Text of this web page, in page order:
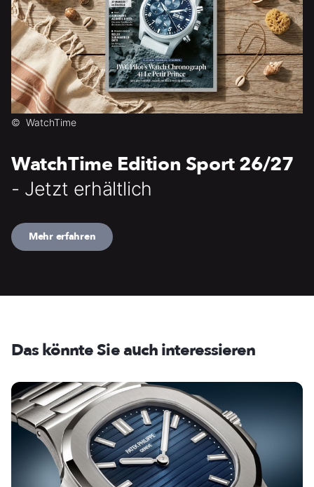
© WatchTime
WatchTime Edition Sport 26/27
- Jetzt erhältlich
Mehr erfahren
Das könnte Sie auch interessieren